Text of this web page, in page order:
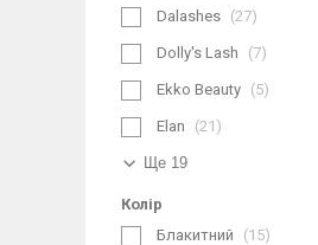
Dalashes 27
Dolly's Lash 7
Ekko Beauty 5
Elan 21
Ще 19
Колір
Блакитний
15